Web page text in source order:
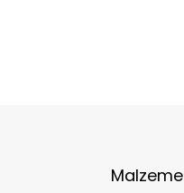
Malzeme